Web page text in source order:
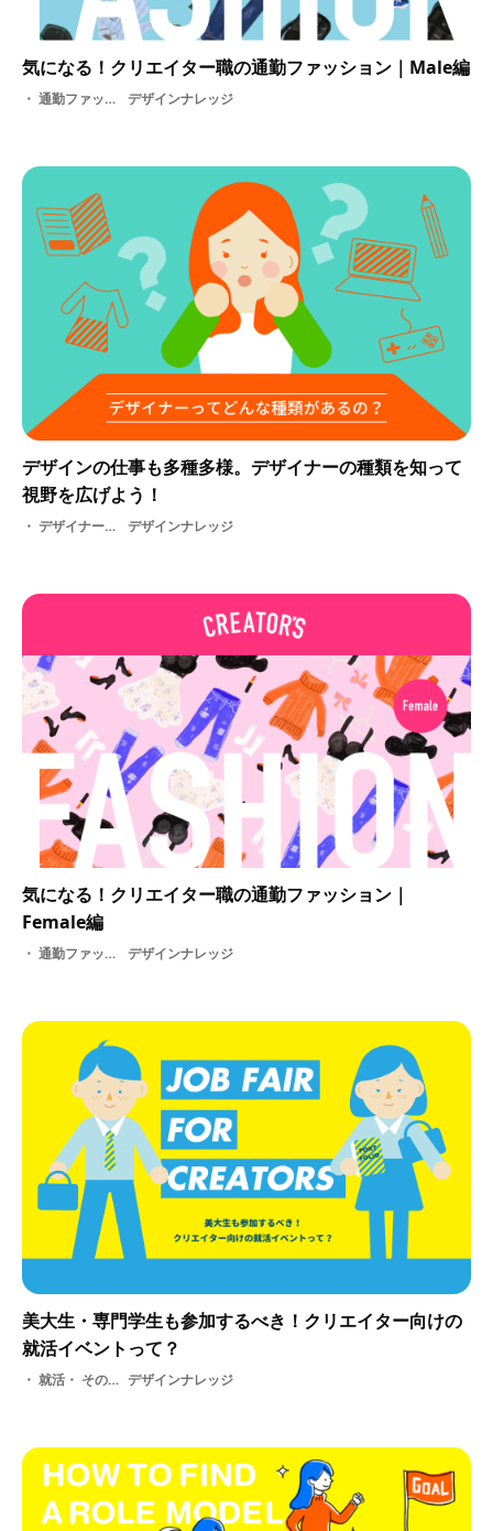
気になる！クリエイター職の通勤ファッション｜Male編
通勤ファッション デザインナレッジ
デザインの仕事も多種多様。デザイナーの種類を知って
視野を広げよう！
デザイナー種類・ 紹介・ 就活・ 初心者・ 基礎知識 デザインナレッジ
気になる！クリエイター職の通勤ファッション｜
Female編
通勤ファッション・ 女性 デザインナレッジ
美大生・専門学生も参加するべき！クリエイター向けの
就活イベントって？
就活・ その他・ 交流・ 京都・ 地方・ 学生・ 採用・ 東京・ 説明会・ 選考・ 就活イベント デザインナレッジ